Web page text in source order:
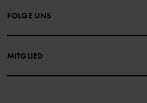
DATENSCHUTZRICHTLINIE
FOLGE UNS
MITGLIED